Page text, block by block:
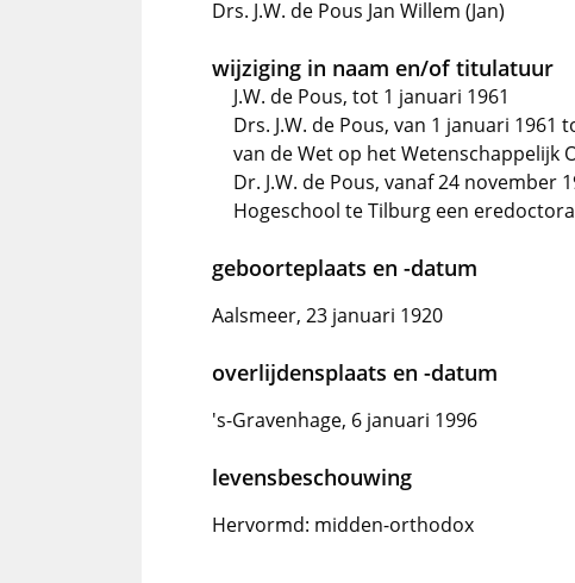
Drs. J.W. de Pous Jan Willem (Jan)
wijziging in naam en/of titulatuur
J.W. de Pous, tot 1 januari 1961
Drs. J.W. de Pous, van 1 januari
van de Wet op het Wetenschappelijk
Dr. J.W. de Pous, vanaf 24
Hogeschool te Tilburg een
geboorteplaats en -datum
Aalsmeer, 23 januari 1920
overlijdensplaats en -datum
's-Gravenhage, 6 januari 1996
levensbeschouwing
Hervormd: midden-orthodox